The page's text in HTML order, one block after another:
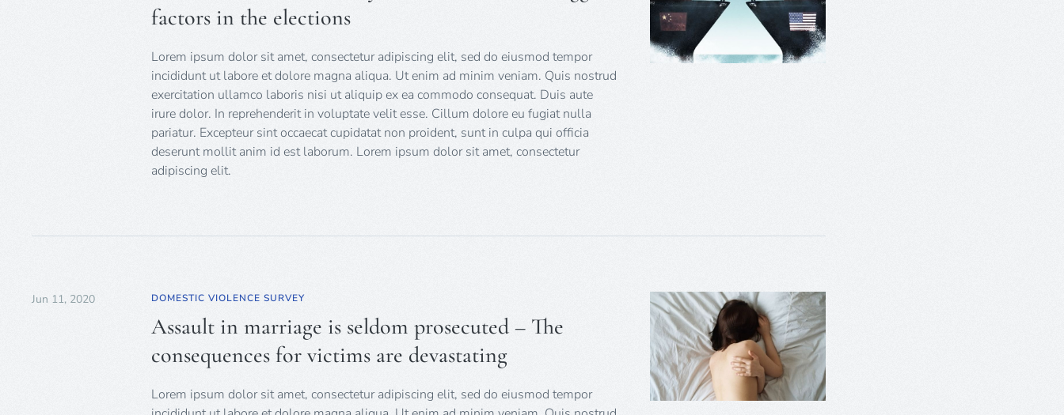
factors in the elections
Lorem ipsum dolor sit amet, consectetur adipiscing elit, sed do eiusmod tempor
incididunt ut labore et dolore magna aliqua. Ut enim ad minim veniam. Quis nostrud
exercitation ullamco laboris nisi ut aliquip ex ea commodo consequat. Duis aute
irure dolor. In reprehenderit in voluptate velit esse. Cillum dolore eu fugiat nulla
pariatur. Excepteur sint occaecat cupidatat non proident, sunt in culpa qui officia
deserunt mollit anim id est laborum. Lorem ipsum dolor sit amet, consectetur
adipiscing elit.
Jun 11, 2020 DOMESTIC VIOLENCE SURVEY
Assault in marriage is seldom prosecuted – The
consequences for victims are devastating
Lorem ipsum dolor sit amet, consectetur adipiscing elit, sed do eiusmod tempor